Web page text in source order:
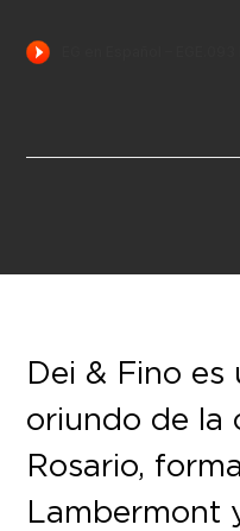
Dei & Fino
oriundo de la
Rosario,
Lambermont